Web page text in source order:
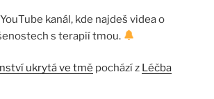
kanál, kde najdeš videa o
s terapií tmou.
ukrytá ve tmě pochází z Léčba